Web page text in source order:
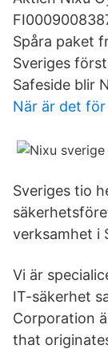
Spåra paket
Sveriges
Safeside blir
När är det
Sveriges tio
verksamhet i
Vi är
IT-säkerhet
Corporation
that